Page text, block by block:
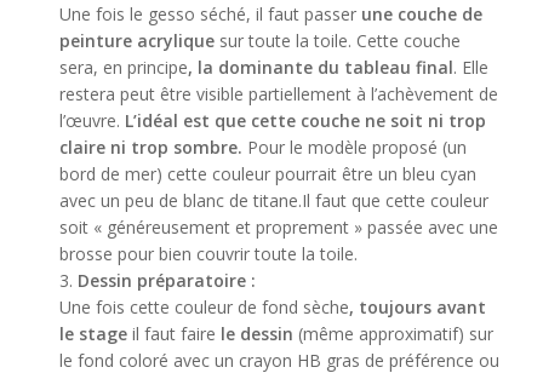
Une fois le gesso séché, il faut passer une couche de
peinture acryliquesur toute la toile. Cette couche
sera, en principe, la dominante du tableau final. Elle
restera peut être visible partiellement à l’achèvement de
l’œuvre. L’idéal est que cette couche ne soit ni trop
claire ni trop sombre. Pour le modèle proposé (un
bord de mer) cette couleur pourrait être un bleu cyan
avec un peu de blanc de titane.Il faut que cette couleur
soit « généreusement et proprement » passée avec une
brosse pour bien couvrir toute la toile.
Dessin préparatoire :
Une fois cette couleur de fond sèche, toujours avant
le stageil faut faire le dessin (même approximatif) sur
le fond coloré avec un crayon HB gras de préférence ou